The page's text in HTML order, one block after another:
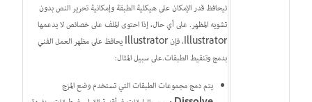
ئيحافظ قدر الإمكان على هيكلية الطبقة وإمكانية تحرير النص بدون
تشويه المظهر. على أي حال، إذا احتوى الملف على خصائص لا يدعمها
Illustrator، فإن Illustrator يحافظ على مظهر العمل الفني
بدمج وتنقيط الطبقات.على سبيل المثال:
يتم دمج مجموعات الطبقات التي تستخدم وضع المزج